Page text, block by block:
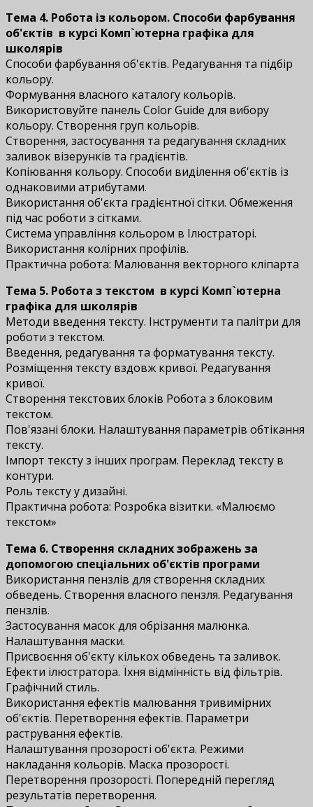
Тема 4. Робота із кольором. Способи фарбування
об'єктів в курсі Комп`ютерна графіка для
школярів
Способи фарбування об'єктів. Редагування та підбір
кольору.
Формування власного каталогу кольорів.
Використовуйте панель Color Guide для вибору
кольору. Створення груп кольорів.
Створення, застосування та редагування складних
заливок візерунків та градієнтів.
Копіювання кольору. Способи виділення об'єктів із
однаковими атрибутами.
Використання об'єкта градієнтної сітки. Обмеження
під час роботи з сітками.
Система управління кольором в Ілюстраторі.
Використання колірних профілів.
Практична робота: Малювання векторного кліпарта
Тема 5. Робота з текстом в курсі Комп`ютерна
графіка для школярів
Методи введення тексту. Інструменти та палітри для
роботи з текстом.
Введення, редагування та форматування тексту.
Розміщення тексту вздовж кривої. Редагування
кривої.
Створення текстових блоків Робота з блоковим
текстом.
Пов'язані блоки. Налаштування параметрів обтікання
тексту.
Імпорт тексту з інших програм. Переклад тексту в
контури.
Роль тексту у дизайні.
Практична робота: Розробка візитки. «Малюємо
текстом»
Тема 6. Створення складних зображень за
допомогою спеціальних об'єктів програми
Використання пензлів для створення складних
обведень. Створення власного пензля. Редагування
пензлів.
Застосування масок для обрізання малюнка.
Налаштування маски.
Присвоєння об'єкту кількох обведень та заливок.
Ефекти ілюстратора. Їхня відмінність від фільтрів.
Графічний стиль.
Використання ефектів малювання тривимірних
об'єктів. Перетворення ефектів. Параметри
растрування ефектів.
Налаштування прозорості об'єкта. Режими
накладання кольорів. Маска прозорості.
Перетворення прозорості. Попередній перегляд
результатів перетворення.